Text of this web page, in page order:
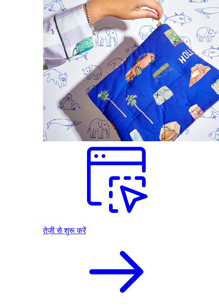
तेज़ी से शुरू करें